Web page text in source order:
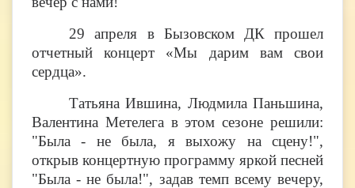
29 апреля в Бызовском ДК прошел
отчетный концерт «Мы дарим вам свои
сердца».
Татьяна Ившина, Людмила Паньшина,
Валентина Метелега в этом сезоне решили:
"Была - не была, я выхожу на сцену!",
открыв концертную программу яркой песней
"Была - не была!", задав темп всему вечеру,